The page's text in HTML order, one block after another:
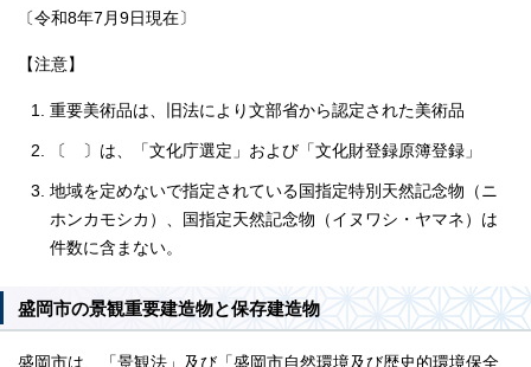
〔令和8年7月9日現在〕
【注意】
重要美術品は、旧法により文部省から認定された美術品
〔 〕は、「文化庁選定」および「文化財登録原簿登録」
地域を定めないで指定されている国指定特別天然記念物（ニ
ホンカモシカ）、国指定天然記念物（イヌワシ・ヤマネ）は
件数に含まない。
盛岡市の景観重要建造物と保存建造物
盛岡市は、「景観法」及び「盛岡市自然環境及び歴史的環境保全